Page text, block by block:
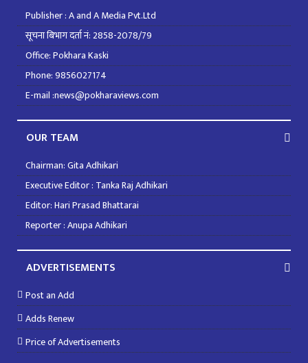
Publisher : A and A Media Pvt.Ltd
सूचना बिभाग दर्ता नं: 2858-2078/79
Office: Pokhara Kaski
Phone: 9856027174
E-mail :news@pokharaviews.com
OUR TEAM
Chairman: Gita Adhikari
Executive Editor : Tanka Raj Adhikari
Editor: Hari Prasad Bhattarai
Reporter : Anupa Adhikari
ADVERTISEMENTS
Post an Add
Adds Renew
Price of Advertisements